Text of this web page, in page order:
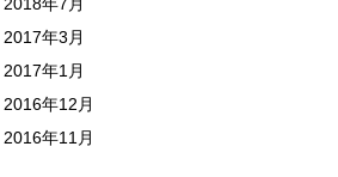
2017年3月
2017年1月
2016年12月
2016年11月